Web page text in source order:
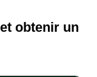
obtenir un